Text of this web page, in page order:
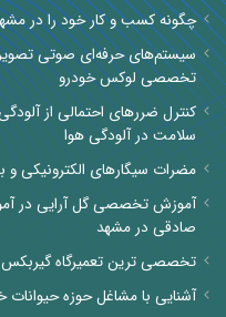
چگونه کسب و کار خود را در
سیستم‌های حرفه‌ای صوتی
تخصصی لوکس خودرو
کنترل ضررهای احتمالی از
سلامت در آلودگی هوا
مضرات سیگارهای الکترونیکی
آموزش تخصصی گل آرایی در
صادقی در مشهد
تخصصی ترین تعمیرگاه
آشنایی با مشاغل حوزه حیوانات